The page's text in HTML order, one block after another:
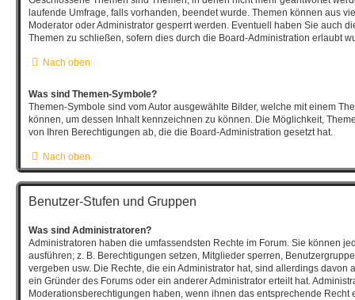
laufende Umfrage, falls vorhanden, beendet wurde. Themen können aus
Moderator oder Administrator gesperrt werden. Eventuell haben Sie auch
Themen zu schließen, sofern dies durch die Board-Administration erlaubt
Nach oben
Was sind Themen-Symbole?
Themen-Symbole sind vom Autor ausgewählte Bilder, welche mit einem
können, um dessen Inhalt kennzeichnen zu können. Die Möglichkeit,
von Ihren Berechtigungen ab, die die Board-Administration gesetzt hat.
Nach oben
Benutzer-Stufen und Gruppen
Was sind Administratoren?
Administratoren haben die umfassendsten Rechte im Forum. Sie können
ausführen; z. B. Berechtigungen setzen, Mitglieder sperren,
vergeben usw. Die Rechte, die ein Administrator hat, sind allerdings davon
ein Gründer des Forums oder ein anderer Administrator erteilt hat.
Moderationsberechtigungen haben, wenn ihnen das entsprechende Recht